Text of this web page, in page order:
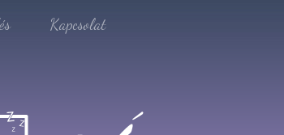
Kapcsolat